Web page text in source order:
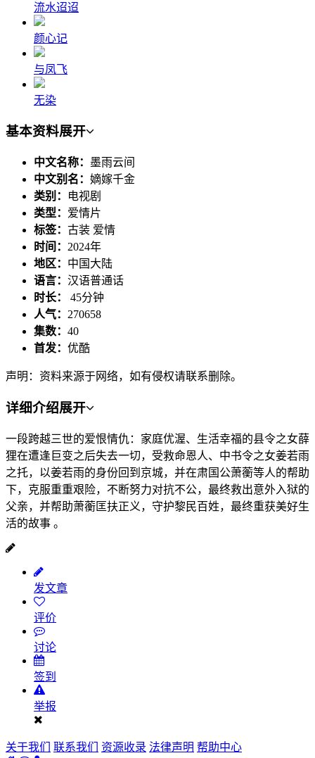
流水迢迢
颜心记
与凤飞
无染
基本资料展开
中文名称： 墨雨云间
中文别名： 嫡嫁千金
类别：
电视剧
类型： 爱情片
标签： 古装 爱情
时间： 2024年
地区： 中国大陆
语言： 汉语普通话
时长： 45分钟
人气： 270658
集数： 40
首发： 优酷
声明：资料来源于网络，如有侵权请联系删除。
详细介绍展开
一段跨越三世的爱恨情仇：家庭优渥、生活幸福的县令之女薛
狸在遭逢巨变之后失去一切，受救命恩人、中书令之女姜若雨
之托，以姜若雨的身份回到京城，并在肃国公萧蘅等人的帮助
下，克服重重艰险，不断努力对抗不公，最终救出意外入狱的
父亲，并帮助萧蘅匡扶正义，守护黎民百姓，最终重获美好生
活的故事 。
发文章
评价
讨论
签到
举报
关于我们 联系我们 资源收录 法律声明 帮助中心